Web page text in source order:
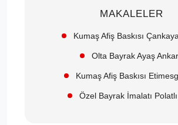
MAKALELER
Kumaş Afiş Baskısı Çankaya
Olta Bayrak Ayaş
Kumaş Afiş Baskısı
Özel Bayrak İmalatı Polatlı